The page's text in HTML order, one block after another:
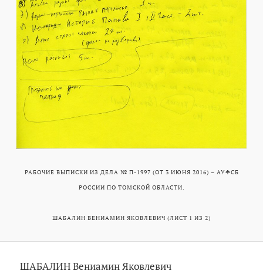
РАБОЧИЕ ВЫПИСКИ ИЗ ДЕЛА № П-1997 (ОТ 3 ИЮНЯ 2016) – АУФСБ
РОССИИ ПО ТОМСКОЙ ОБЛАСТИ.
ШАБАЛИН ВЕНИАМИН ЯКОВЛЕВИЧ (ЛИСТ 1 ИЗ 2)
ШАБАЛИН Вениамин Яковлевич